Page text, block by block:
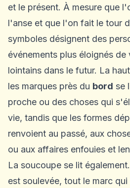
et le présent. À mesure que
l'anse et que l'on fait le tour
symboles désignent des
événements plus éloignés de
lointains dans le futur. La
les marques près du bord se
proche ou des choses qui
vie, tandis que les formes
renvoient au passé, aux
ou aux affaires enfouies et
La soucoupe se lit
est soulevée, tout le marc qui